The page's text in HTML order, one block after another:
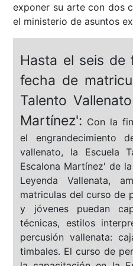
exponer su arte con dos
el ministerio de asuntos
Hasta el seis de
fecha de
Talento
Martínez': Con la
el engrandecimiento
vallenato, la Escuela
Escalona Martínez' de
Leyenda Vallenata,
matriculas del curso de
y jóvenes puedan
técnicas, estilos
percusión vallenata:
timbales. El curso de